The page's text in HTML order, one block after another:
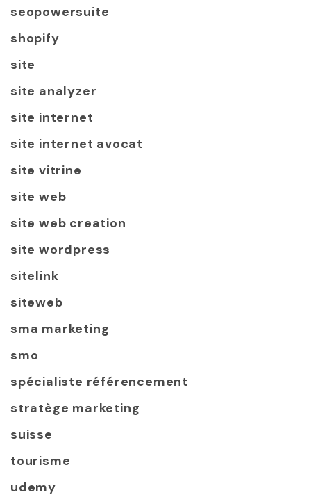
seopowersuite
shopify
site
site analyzer
site internet
site internet avocat
site vitrine
site web
site web creation
site wordpress
sitelink
siteweb
sma marketing
smo
spécialiste référencement
stratège marketing
suisse
tourisme
udemy